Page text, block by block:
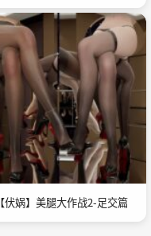
【伏娲】美腿大作战2-足交篇